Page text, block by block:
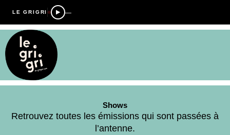
LE GRIGRI —
Shows
Retrouvez toutes les émissions qui sont passées à
l’antenne.